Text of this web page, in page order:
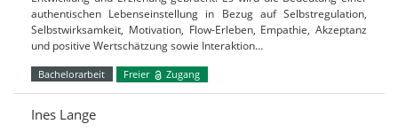
authentischen Lebenseinstellung in Bezug auf Selbstregulation,
Selbstwirksamkeit, Motivation, Flow-Erleben, Empathie, Akzeptanz
und positive Wertschätzung sowie Interaktion…
Bachelorarbeit Freier Zugang
Ines Lange